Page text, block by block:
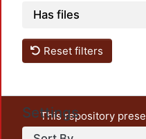
Has files
Reset filters
Settings
This repository
unrestricted open